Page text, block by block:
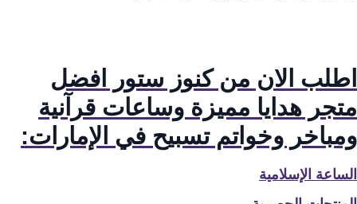
اطلب الان من كنوز ستور افضل
متجر هدايا مميزة وساعات قرآنية
ومباخر وخواتم تسبيح في الإمارات:
الساعة الإسلامية